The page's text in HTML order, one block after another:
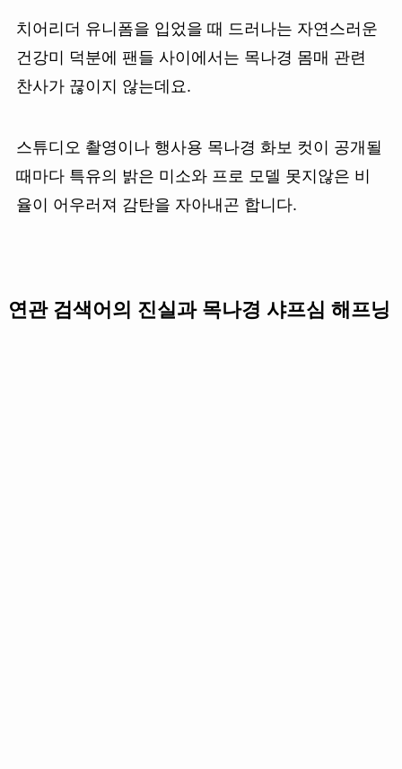
치어리더 유니폼을 입었을 때 드러나는 자연스러운
건강미 덕분에 팬들 사이에서는 목나경 몸매 관련
찬사가 끊이지 않는데요.
스튜디오 촬영이나 행사용 목나경 화보 컷이 공개될
때마다 특유의 밝은 미소와 프로 모델 못지않은 비
율이 어우러져 감탄을 자아내곤 합니다.
연관 검색어의 진실과 목나경 샤프심 해프닝